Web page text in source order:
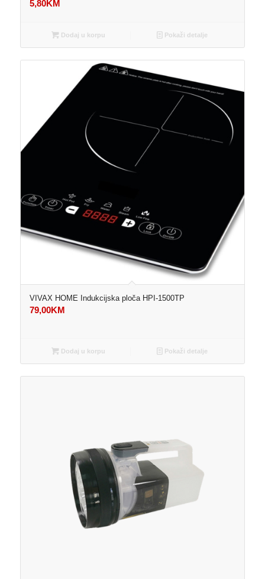
5,80KM
Dodaj u korpu Pokaži detalje
VIVAX HOME Indukcijska ploča HPI-1500TP
79,00KM
Dodaj u korpu Pokaži detalje